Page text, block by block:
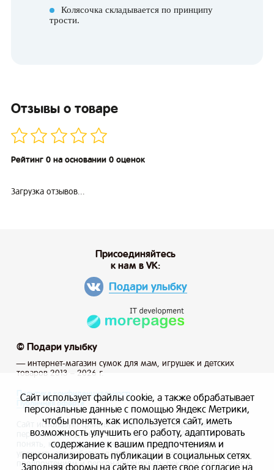
Колясочка складывается по принципу
трости.
Отзывы о товаре
Рейтинг 0 на основании 0 оценок
Загрузка отзывов...
© Подари улыбку
— интернет-магазин сумок для мам, игрушек и детских
товаров 2013 – 2026 г.
Присоединяйтесь
к нам в VK:
Подари улыбку
Политика конфиденциальности
Публичная оферта
Сайт использует файлы cookie, а также обрабатывает
персональные данные с помощью Яндекс Метрики, чтобы
понять, как используется сайт, и иметь возможность
улучшить его работу, адаптировать содержание к вашим
предпочтениям и персонализировать рекламу, маркетинг и
Сайт использует файлы cookie, а также обрабатывает
персональные данные с помощью Яндекс Метрики,
чтобы понять, как используется сайт, иметь
возможность улучшить его работу, адаптировать
содержание к вашим предпочтениям и
персонализировать публикации в социальных сетях.
Заполняя формы на сайте вы даете свое согласие на